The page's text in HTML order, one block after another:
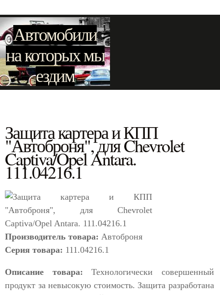
Автомобили
на которых мы
ездим
Защита картера и КПП
"Автоброня", для Chevrolet
Captiva/Opel Antara.
111.04216.1
Производитель товара: Автоброня
Серия товара: 111.04216.1
Описание товара: Технологически совершенный
продукт за невысокую стоимость. Защита разработана